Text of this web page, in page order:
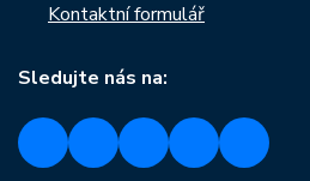
Kontaktní formulář
Sledujte nás na: